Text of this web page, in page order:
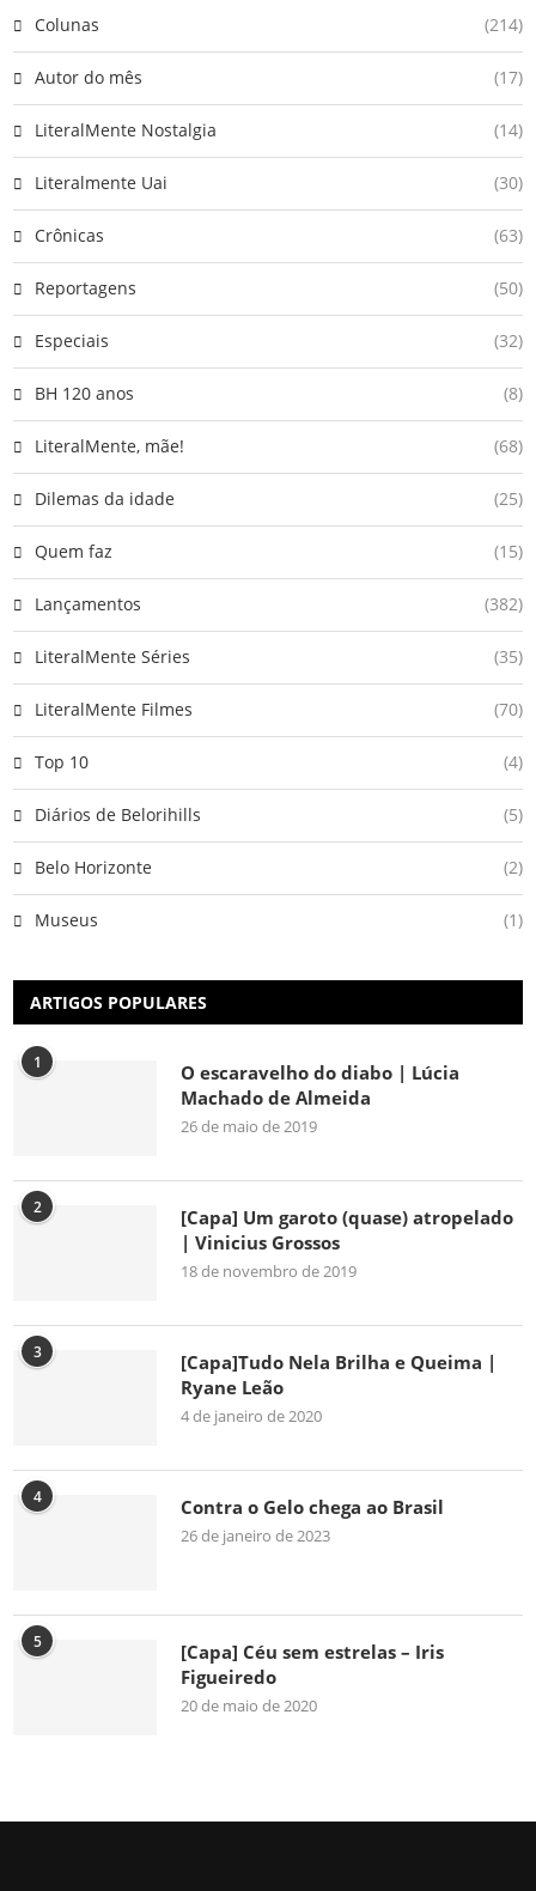
Colunas (214)
Autor do mês (17)
LiteralMente Nostalgia (14)
Literalmente Uai (30)
Crônicas (63)
Reportagens (50)
Especiais (32)
BH 120 anos (8)
LiteralMente, mãe! (68)
Dilemas da idade (25)
Quem faz (15)
Lançamentos (382)
LiteralMente Séries (35)
LiteralMente Filmes (70)
Top 10 (4)
Diários de Belorihills (5)
Belo Horizonte (2)
Museus (1)
ARTIGOS POPULARES
1
O escaravelho do diabo | Lúcia
Machado de Almeida
26 de maio de 2019
2
[Capa] Um garoto (quase) atropelado
| Vinicius Grossos
18 de novembro de 2019
3
[Capa]Tudo Nela Brilha e Queima |
Ryane Leão
4 de janeiro de 2020
4 Contra o Gelo chega ao Brasil
26 de janeiro de 2023
5
[Capa] Céu sem estrelas – Iris
Figueiredo
20 de maio de 2020